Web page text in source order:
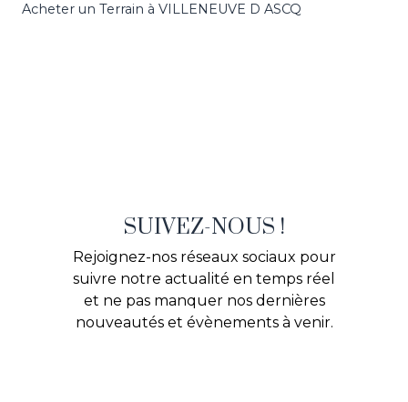
Acheter un Terrain à VILLENEUVE D ASCQ
SUIVEZ-NOUS !
Rejoignez-nos réseaux sociaux pour
suivre notre actualité en temps réel
et ne pas manquer nos dernières
nouveautés et évènements à venir.